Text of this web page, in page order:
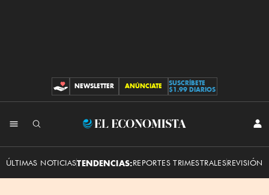
CONTRIBUCIONES
NEWSLETTER ANÚNCIATE
SUSCRÍBETE
$1.99 DIARIOS
El
ÚLTIMAS NOTICIASTENDENCIAS:REPORTES TRIMESTRALESREVISIÓN